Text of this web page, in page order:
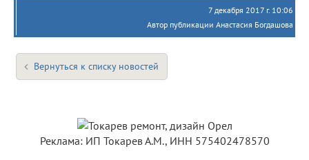
7 декабря 2017 г. 10:06
Автор публикации Анастасия Богдашова
Вернуться к списку новостей
Реклама: ИП Токарев А.М., ИНН 575402478570